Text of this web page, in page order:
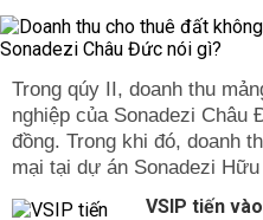
Trong qúy II, doanh thu
nghiệp của Sonadezi Châu
đồng. Trong khi đó, doanh
mại tại dự án Sonadezi
VSIP tiến